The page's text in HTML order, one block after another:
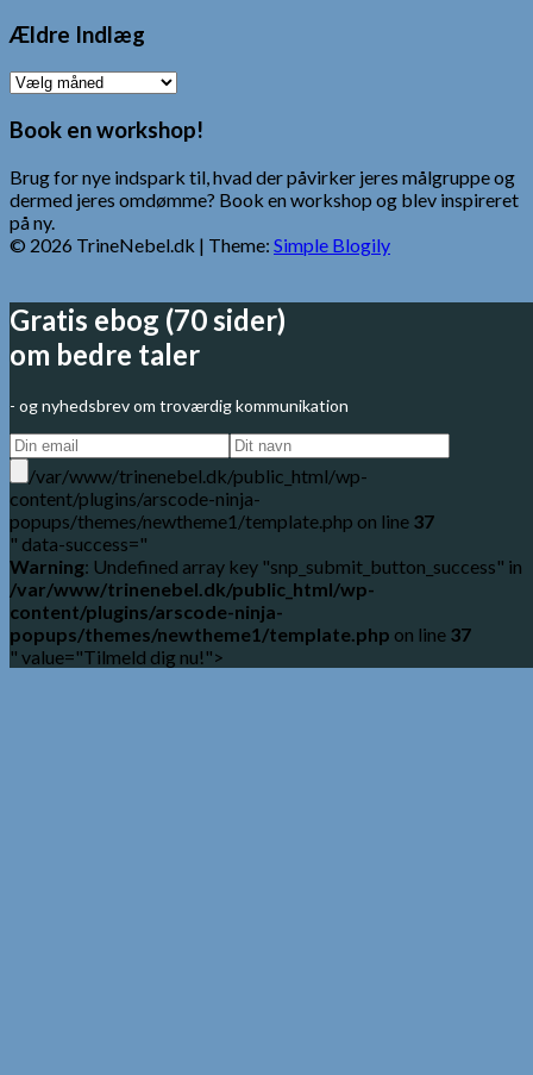
Ældre Indlæg
Ældre
Book en workshop!
Brug for nye indspark til, hvad der påvirker jeres målgruppe og
dermed jeres omdømme? Book en workshop og blev inspireret
på ny.
© 2026 TrineNebel.dk | Theme: Simple Blogily
Gratis ebog (70 sider)
om bedre taler
- og nyhedsbrev om troværdig kommunikation
/var/www/trinenebel.dk/public_html/wp-
content/plugins/arscode-ninja-
popups/themes/newtheme1/template.php on line 37
" data-success="
Warning: Undefined array key "snp_submit_button_success" in
/var/www/trinenebel.dk/public_html/wp-
content/plugins/arscode-ninja-
popups/themes/newtheme1/template.php on line 37
" value="Tilmeld dig nu!">